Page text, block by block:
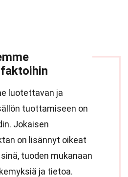
luotettavan ja
tuottamiseen on
Jokaisen
on lisännyt oikeat
tuoden mukanaan
ja tietoa.